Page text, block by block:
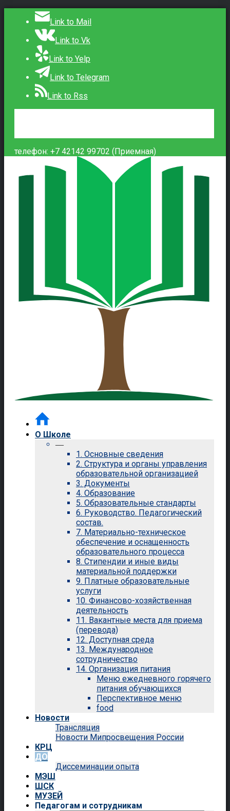
Link to Mail
Link to Vk
Link to Yelp
Link to Telegram
Link to Rss
телефон: +7 42142 99702 (Приемная)
О Школе
—
1. Основные сведения
2. Структура и органы управления
образовательной организацией
3. Документы
4. Образование
5. Образовательные стандарты
6. Руководство. Педагогический
состав.
7. Материально-техническое
обеспечение и оснащенность
образовательного процесса
8. Стипендии и иные виды
материальной поддержки
9. Платные образовательные
услуги
10. Финансово-хозяйственная
деятельность
11. Вакантные места для приема
(перевода)
12. Доступная среда
13. Международное
сотрудничество
14. Организация питания
Меню ежедневного горячего
питания обучающихся
Перспективное меню
food
Новости
Трансляция
Новости Мипросвещения России
КРЦ
ДО
Диссеминации опыта
МЭШ
ШСК
МУЗЕЙ
Педагогам и сотрудникам